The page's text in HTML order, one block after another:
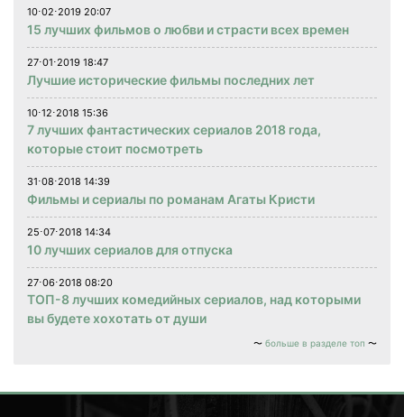
10⋅02⋅2019 20:07
15 лучших фильмов о любви и страсти всех времен
27⋅01⋅2019 18:47
Лучшие исторические фильмы последних лет
10⋅12⋅2018 15:36
7 лучших фантастических сериалов 2018 года,
которые стоит посмотреть
31⋅08⋅2018 14:39
Фильмы и сериалы по романам Агаты Кристи
25⋅07⋅2018 14:34
10 лучших сериалов для отпуска
27⋅06⋅2018 08:20
ТОП-8 лучших комедийных сериалов, над которыми
вы будете хохотать от души
больше в разделе топ